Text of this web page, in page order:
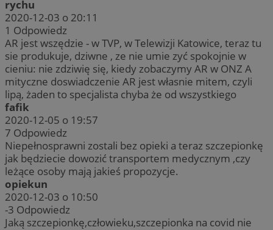
rychu
2020-12-03 o 20:11
1 Odpowiedz
AR jest wszędzie - w TVP, w Telewizji Katowice, teraz tu
sie produkuje, dziwne , ze nie umie zyć spokojnie w
cieniu: nie zdziwię się, kiedy zobaczymy AR w ONZ A
mityczne doswiadczenie AR jest własnie mitem, czyli
lipą, żaden to specjalista chyba że od wszystkiego
fafik
2020-12-05 o 19:57
7 Odpowiedz
Niepełnosprawni zostali bez opieki a teraz szczepionkę
jak będziecie dowozić transportem medycznym ,czy
leżące osoby mają jakieś propozycje.
opiekun
2020-12-03 o 10:50
-3 Odpowiedz
Jaką szczepionkę,człowieku,szczepionka na covid nie